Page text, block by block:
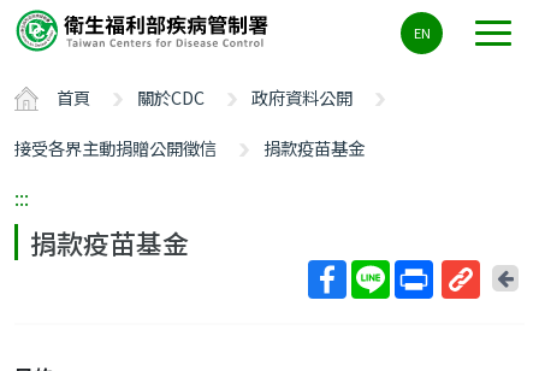
要
容
ALT+C
EN
首頁 關於CDC
政府資料公開
接受各界主動捐贈公開徵信
捐款疫苗基金
:::
捐款疫苗基金
回